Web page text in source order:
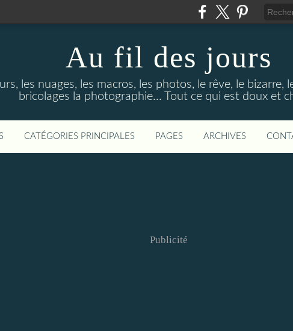
Au fil des jours
les nuages, les macros, les photos, le rêve, le bizarre,
bricolages la photographie... Tout ce qui est doux et
CATÉGORIES PRINCIPALES PAGES ARCHIVES
Publicité